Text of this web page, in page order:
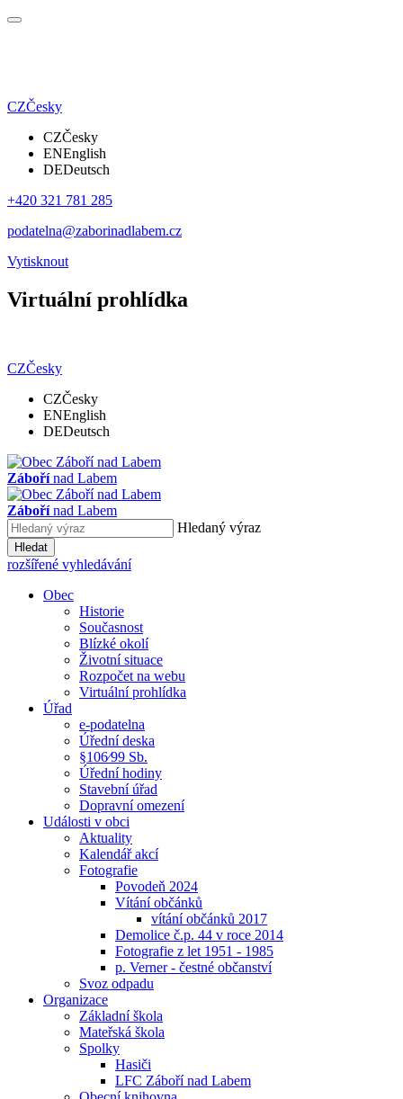
CZČesky
CZČesky
ENEnglish
DEDeutsch
+420 321 781 285
podatelna@zaborinadlabem.cz
Vytisknout
Virtuální prohlídka
CZČesky
CZČesky
ENEnglish
DEDeutsch
Zábořínad Labem
Zábořínad Labem
Hledaný výraz
Hledat
rozšířené vyhledávání
Obec
Historie
Současnost
Blízké okolí
Životní situace
Rozpočet na webu
Virtuální prohlídka
Úřad
e-podatelna
Úřední deska
§106⁄99 Sb.
Úřední hodiny
Stavební úřad
Dopravní omezení
Události v obci
Aktuality
Kalendář akcí
Fotografie
Povodeň 2024
Vítání občánků
vítání občánků 2017
Demolice č.p. 44 v roce 2014
Fotografie z let 1951 - 1985
p. Verner - čestné občanství
Svoz odpadu
Organizace
Základní škola
Mateřská škola
Spolky
Hasiči
LFC Záboří nad Labem